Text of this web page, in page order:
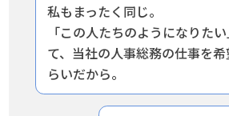
私もまったく同じ。
「この人たちのようになりた
て、当社の人事総務の仕事を希
らいだから。